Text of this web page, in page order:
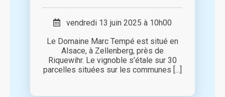
vendredi 13 juin 2025 à 10h00
Le Domaine Marc Tempé est situé en
Alsace, à Zellenberg, près de
Riquewihr. Le vignoble s’étale sur 30
parcelles situées sur les communes [...]